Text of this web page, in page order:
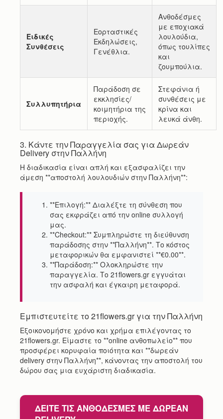
Ειδικές
Συνθέσεις
Εορταστικές
Εκδηλώσεις,
Γενέθλια.
Ανθοδέσμες
με εποχιακά
λουλούδια,
όπως τουλίπες
και
ζουμπούλια.
Συλλυπητήρια
Παράδοση σε
εκκλησίες/
κοιμητήρια της
περιοχής.
Στεφάνια ή
συνθέσεις με
κρίνα και
λευκά άνθη.
3. Κάντε την Παραγγελία σας για Δωρεάν
Delivery στην Παλλήνη
Η διαδικασία είναι απλή και εξασφαλίζει την
άμεση **αποστολή λουλουδιών στην Παλλήνη**:
**Επιλογή:** Διαλέξτε τη σύνθεση που
σας εκφράζει από την online συλλογή
μας.
**Checkout:** Συμπληρώστε τη διεύθυνση
παράδοσης στην **Παλλήνη**. Το κόστος
μεταφορικών θα εμφανιστεί **€0.00**.
**Παράδοση:** Ολοκληρώστε την
παραγγελία. Το 21flowers.gr εγγυάται
την ασφαλή και έγκαιρη μεταφορά.
Εμπιστευτείτε το 21flowers.gr για την Παλλήνη
Εξοικονομήστε χρόνο και χρήμα επιλέγοντας το
21flowers.gr. Είμαστε το **online ανθοπωλείο** που
προσφέρει κορυφαία ποιότητα και **δωρεάν
delivery στην Παλλήνη**, κάνοντας την αποστολή του
δώρου σας μια ευχάριστη διαδικασία.
ΔΕΊΤΕ ΤΙΣ ΑΝΘΟΔΈΣΜΕΣ ΜΕ ΔΩΡΕΆΝ